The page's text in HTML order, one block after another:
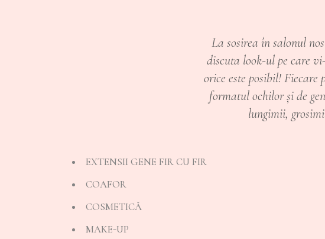
La sosirea în salonul
discuta look-ul pe care
orice este posibil! Fiecare
formatul ochilor și de
lungimii,
EXTENSII GENE FIR CU FIR
COAFOR
COSMETICĂ
MAKE-UP